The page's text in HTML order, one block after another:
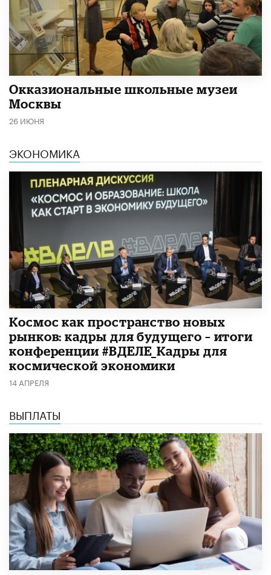
​Окказиональные школьные музеи
Москвы
26 ИЮНЯ
ЭКОНОМИКА
Космос как пространство новых
рынков: кадры для будущего – итоги
конференции #ВДЕЛЕ_Кадры для
космической экономики
14 АПРЕЛЯ
ВЫПЛАТЫ